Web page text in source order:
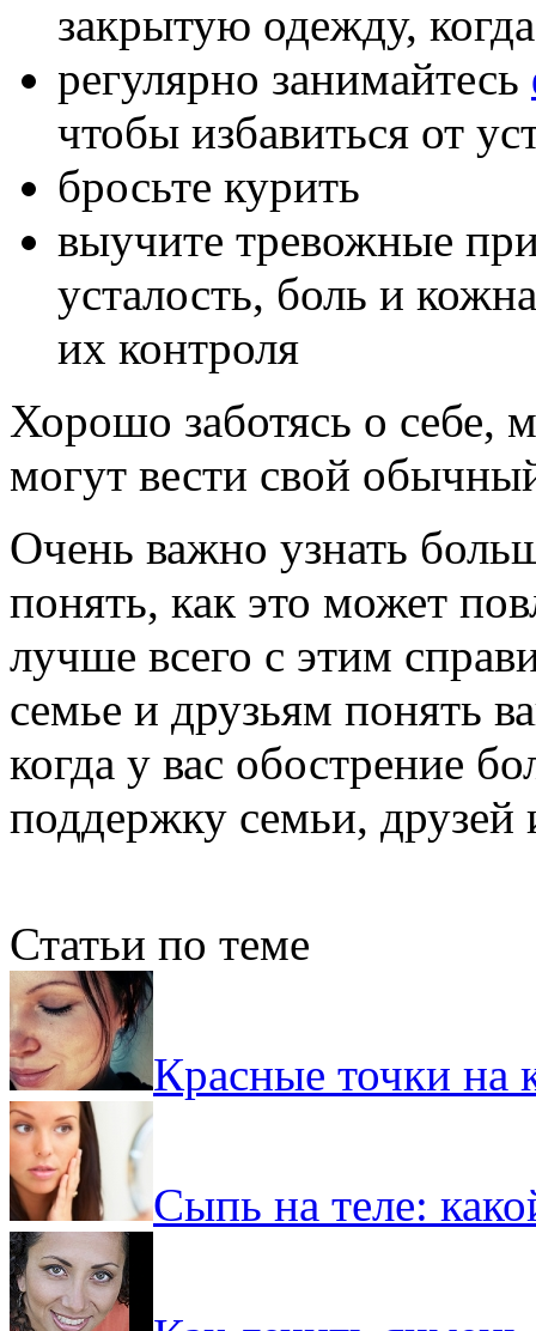
закрытую одежду,
регулярно занимайтесь
чтобы избавиться от
бросьте курить
выучите тревожные
усталость, боль и
их контроля
Хорошо заботясь о себе,
могут вести свой
Очень важно узнать
понять, как это может
лучше всего с этим
семье и друзьям понять
когда у вас обострение
поддержку семьи, друзей
Статьи по теме
Красные точки на
Сыпь на теле: